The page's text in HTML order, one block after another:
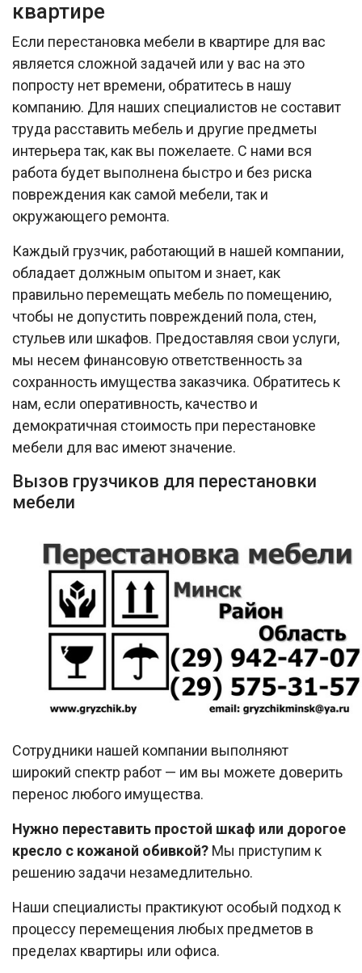
квартире
Если перестановка мебели в квартире для вас
является сложной задачей или у вас на это
попросту нет времени, обратитесь в нашу
компанию. Для наших специалистов не составит
труда расставить мебель и другие предметы
интерьера так, как вы пожелаете. С нами вся
работа будет выполнена быстро и без риска
повреждения как самой мебели, так и
окружающего ремонта.
Каждый грузчик, работающий в нашей компании,
обладает должным опытом и знает, как
правильно перемещать мебель по помещению,
чтобы не допустить повреждений пола, стен,
стульев или шкафов. Предоставляя свои услуги,
мы несем финансовую ответственность за
сохранность имущества заказчика. Обратитесь к
нам, если оперативность, качество и
демократичная стоимость при перестановке
мебели для вас имеют значение.
Вызов грузчиков для перестановки
мебели
Сотрудники нашей компании выполняют
широкий спектр работ — им вы можете доверить
перенос любого имущества.
Нужно переставить простой шкаф или дорогое
кресло с кожаной обивкой? Мы приступим к
решению задачи незамедлительно.
Наши специалисты практикуют особый подход к
процессу перемещения любых предметов в
пределах квартиры или офиса.